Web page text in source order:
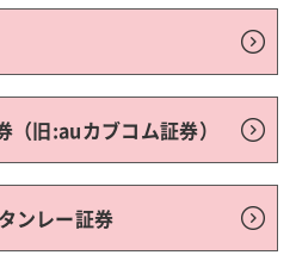
旧:auカブコム証券）
ンレー証券